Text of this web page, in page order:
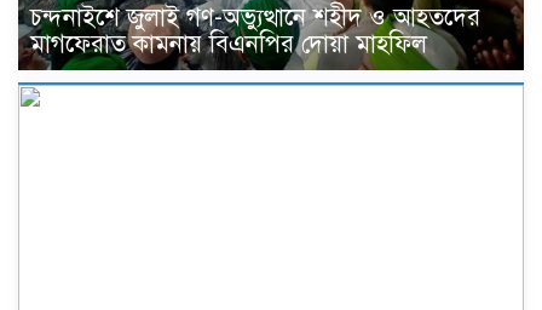
চন্দনাইশে জুলাই গণ-অভ্যুত্থানে শহীদ ও আহতদের
মাগফেরাত কামনায় বিএনপির দোয়া মাহফিল